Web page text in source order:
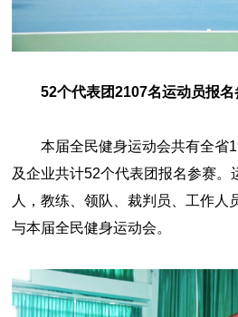
52个代表团2107名运动员报名
本届全民健身运动会共有全省
及企业共计52个代表团报名参赛。
人，教练、领队、裁判员、工作人
与本届全民健身运动会。